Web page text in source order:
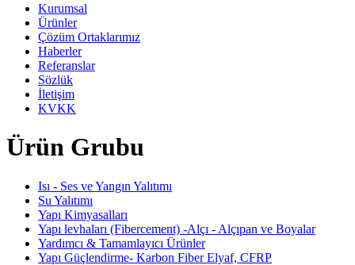
Kurumsal
Ürünler
Çözüm Ortaklarımız
Haberler
Referanslar
Sözlük
İletişim
KVKK
Ürün Grubu
Isı - Ses ve Yangın Yalıtımı
Su Yalıtımı
Yapı Kimyasalları
Yapı levhaları (Fibercement) -Alçı - Alçıpan ve Boyalar
Yardımcı & Tamamlayıcı Ürünler
Yapı Güçlendirme- Karbon Fiber Elyaf, CFRP